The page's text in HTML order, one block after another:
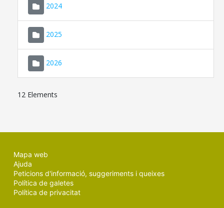
2024
2025
2026
12 Elements
Mapa web
Ajuda
Peticions d'informació, suggeriments i queixes
Política de galetes
Política de privacitat